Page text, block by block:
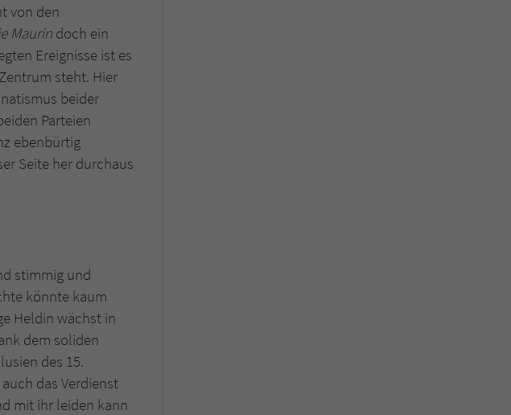
von den
Maurin doch ein
Ereignisse ist es
steht. Hier
beider
Parteien
ebenbürtig
Seite her durchaus
stimmig und
könnte kaum
Heldin wächst in
dem soliden
des 15.
das Verdienst
mit ihr leiden kann